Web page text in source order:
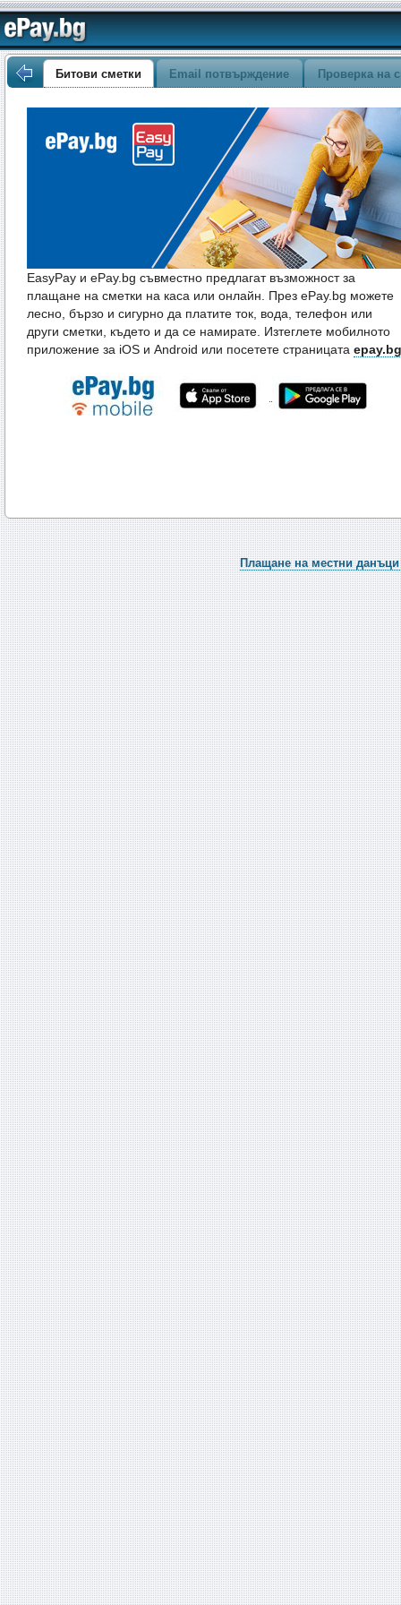
Битови сметки Email потвърждение Проверка на
EasyPay и ePay.bg съвместно предлагат възможност за
плащане на сметки на каса или онлайн. През ePay.bg можете
лесно, бързо и сигурно да платите ток, вода, телефон или
други сметки, където и да се намирате. Изтеглете мобилното
приложение за iOS и Android или посетете страницата
Плащане на местни данъци